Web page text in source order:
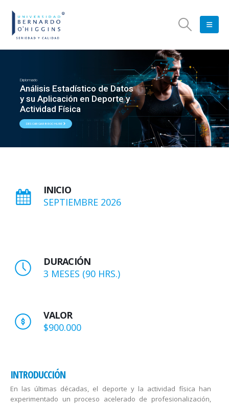
DESCARGAR BROCHURE
Diplomado
Análisis Estadístico de Datos
y su Aplicación en Deporte y
Actividad Física
INICIO
SEPTIEMBRE 2026
DURACIÓN
3 MESES (90 HRS.)
VALOR
$900.000
INTRODUCCIÓN
En las últimas décadas, el deporte y la actividad física han
experimentado un proceso acelerado de profesionalización,